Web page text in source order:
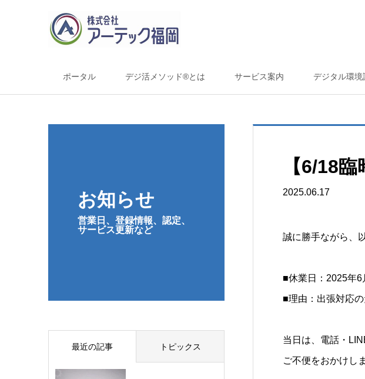
ポータル デジ活メソッド®とは サービス案内 デジタル環境
お知らせ
営業日、登録情報、認定、
サービス更新など
【6/18
2025.06.17
誠に勝手ながら、
■休業日：2025年6
■理由：出張対応
当日は、電話・
ご不便をおかけし
最近の記事 トピックス